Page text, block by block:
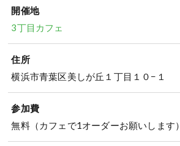
開催地
3丁目カフェ
住所
横浜市青葉区美しが丘１丁目１０−１
参加費
無料（カフェで1オーダーお願いします）